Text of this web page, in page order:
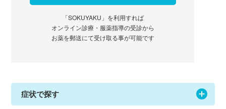
「SOKUYAKU」を利用すれば
オンライン診療・服薬指導の受診から
お薬を郵送にて受け取る事が可能です
症状で探す